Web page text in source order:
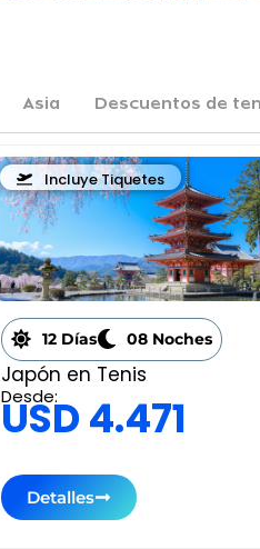
Asia Descuentos de
Incluye Tiquetes
12 Días 08 Noches
Japón en Tenis
Desde:
USD 4.471
Detalles